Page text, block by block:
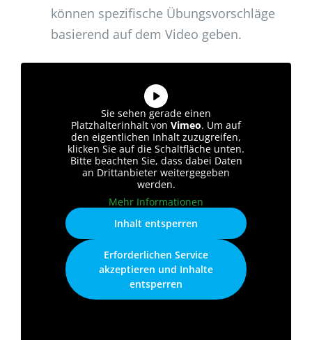
können spezifische Übungsvorschläge
basierend auf dem Video geben.
Sie sehen gerade einen
Platzhalterinhalt von Vimeo. Um auf
den eigentlichen Inhalt zuzugreifen,
klicken Sie auf die Schaltfläche unten.
Bitte beachten Sie, dass dabei Daten
an Drittanbieter weitergegeben
werden.
Mehr Informationen
Inhalt entsperren
Erforderlichen Service
akzeptieren und Inhalte
entsperren